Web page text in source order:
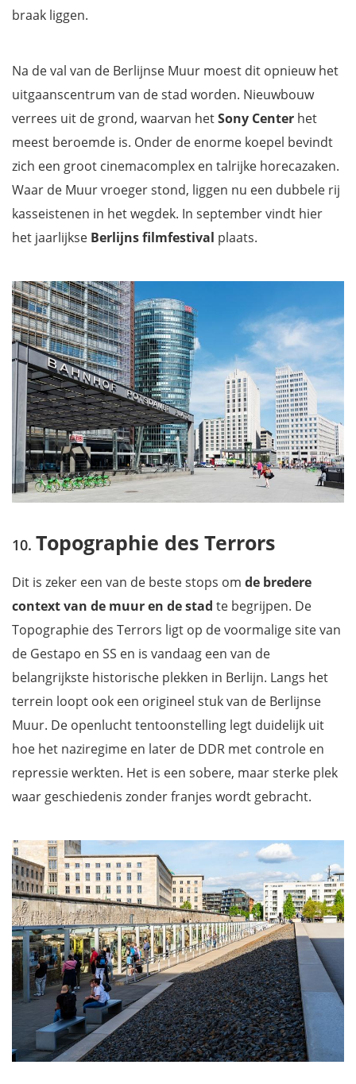
braak liggen.
Na de val van de Berlijnse Muur moest dit opnieuw het
uitgaanscentrum van de stad worden. Nieuwbouw
verrees uit de grond, waarvan hetSony Center het
meest beroemde is. Onder de enorme koepel bevindt
zich een groot cinemacomplex en talrijke horecazaken.
Waar de Muur vroeger stond, liggen nu een dubbele rij
kasseistenen in het wegdek. In september vindt hier
het jaarlijkse Berlijns filmfestival plaats.
Topographie des Terrors
Dit is zeker een van de beste stops om de bredere
context van de muur en de stad te begrijpen. De
Topographie des Terrors ligt op de voormalige site van
de Gestapo en SS en is vandaag een van de
belangrijkste historische plekken in Berlijn. Langs het
terrein loopt ook een origineel stuk van de Berlijnse
Muur. De openlucht tentoonstelling legt duidelijk uit
hoe het naziregime en later de DDR met controle en
repressie werkten. Het is een sobere, maar sterke plek
waar geschiedenis zonder franjes wordt gebracht.